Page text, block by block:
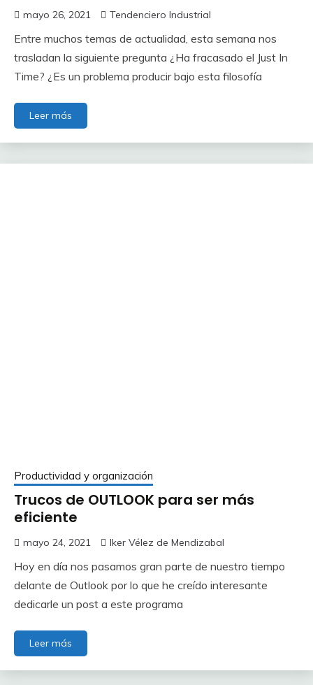
mayo 26, 2021 Tendenciero Industrial
Entre muchos temas de actualidad, esta semana nos
trasladan la siguiente pregunta ¿Ha fracasado el Just In
Time? ¿Es un problema producir bajo esta filosofía
Leer más
Productividad y organización
Trucos de OUTLOOK para ser más
eficiente
mayo 24, 2021 Iker Vélez de Mendizabal
Hoy en día nos pasamos gran parte de nuestro tiempo
delante de Outlook por lo que he creído interesante
dedicarle un post a este programa
Leer más